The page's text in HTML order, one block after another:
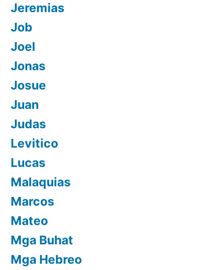
Jeremias
Job
Joel
Jonas
Josue
Juan
Judas
Levitico
Lucas
Malaquias
Marcos
Mateo
Mga Buhat
Mga Hebreo